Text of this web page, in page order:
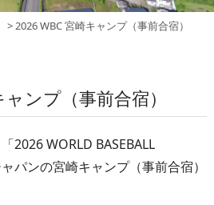
>2026 WBC 宮崎キャンプ（事前合宿）
ャンプ（事前合宿）
2026 WORLD BASEBALL
パンの宮崎キャンプ（事前合宿）